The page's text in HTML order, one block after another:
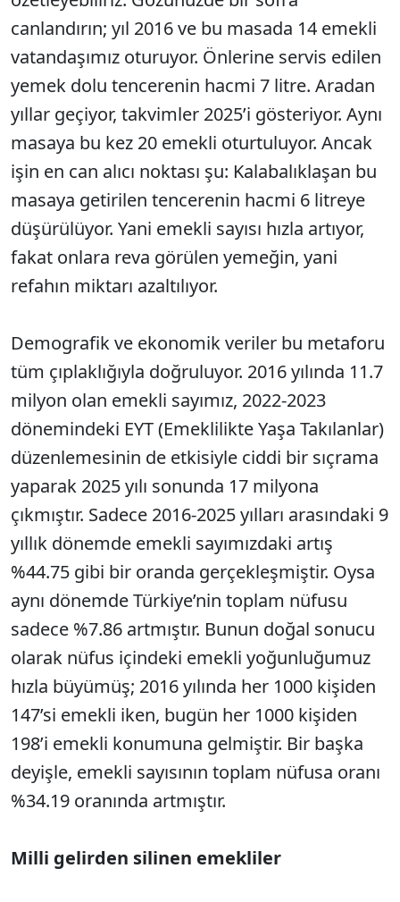
canlandırın; yıl 2016 ve bu masada 14 emekli
vatandaşımız oturuyor. Önlerine servis edilen
yemek dolu tencerenin hacmi 7 litre. Aradan
yıllar geçiyor, takvimler 2025’i gösteriyor. Aynı
masaya bu kez 20 emekli oturtuluyor. Ancak
işin en can alıcı noktası şu: Kalabalıklaşan bu
masaya getirilen tencerenin hacmi 6 litreye
düşürülüyor. Yani emekli sayısı hızla artıyor,
fakat onlara reva görülen yemeğin, yani
refahın miktarı azaltılıyor.
Demografik ve ekonomik veriler bu metaforu
tüm çıplaklığıyla doğruluyor. 2016 yılında 11.7
milyon olan emekli sayımız, 2022-2023
dönemindeki EYT (Emeklilikte Yaşa Takılanlar)
düzenlemesinin de etkisiyle ciddi bir sıçrama
yaparak 2025 yılı sonunda 17 milyona
çıkmıştır. Sadece 2016-2025 yılları arasındaki 9
yıllık dönemde emekli sayımızdaki artış
%44.75 gibi bir oranda gerçekleşmiştir. Oysa
aynı dönemde Türkiye’nin toplam nüfusu
sadece %7.86 artmıştır. Bunun doğal sonucu
olarak nüfus içindeki emekli yoğunluğumuz
hızla büyümüş; 2016 yılında her 1000 kişiden
147’si emekli iken, bugün her 1000 kişiden
198’i emekli konumuna gelmiştir. Bir başka
deyişle, emekli sayısının toplam nüfusa oranı
%34.19 oranında artmıştır.
Milli gelirden silinen emekliler